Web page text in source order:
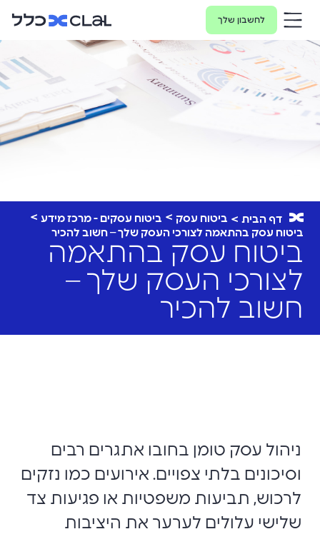
לחשבון שלך
דף הבית ביטוח עסק
ביטוח עסקים - מרכז מידע
ביטוח עסק בהתאמה לצורכי העסק שלך – חשוב להכיר
ביטוח עסק בהתאמה
לצורכי העסק שלך –
חשוב להכיר
ניהול עסק טומן בחובו אתגרים רבים
וסיכונים בלתי צפויים. אירועים כמו נזקים
לרכוש, תביעות משפטיות או פגיעות צד
שלישי עלולים לערער את היציבות